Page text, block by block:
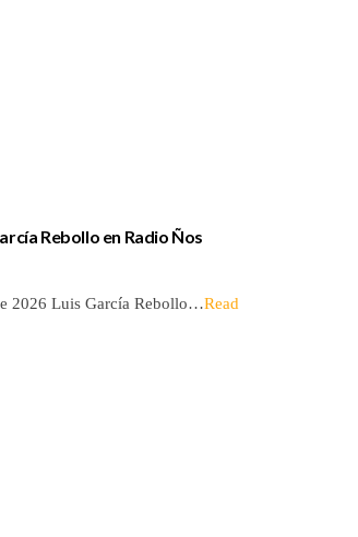
Rebollo en Radio Ños
2026 Luis García Rebollo…Read